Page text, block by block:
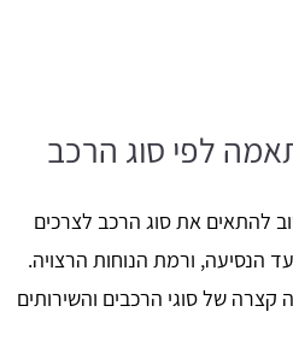
לפי סוג הרכב
להתאים את סוג הרכב לצרכים
הנסיעה, ורמת הנוחות הרצויה.
של סוגי הרכבים והשירותים